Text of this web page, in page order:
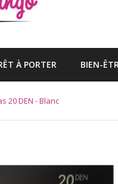
À PORTER BIEN-
20 DEN - Blanc